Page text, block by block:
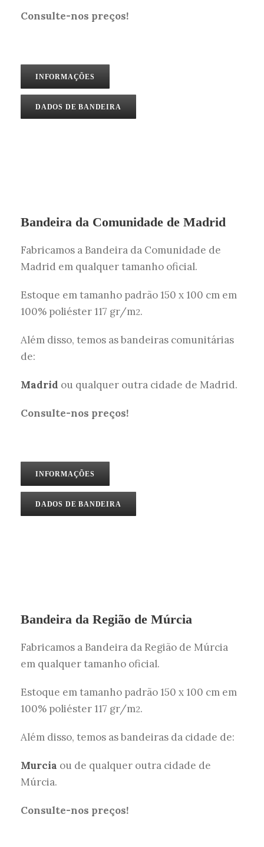
Consulte-nos preços!
INFORMAÇÕES
DADOS DE BANDEIRA
Bandeira da Comunidade de Madrid
Fabricamos a Bandeira da Comunidade de
Madrid em qualquer tamanho oficial.
Estoque em tamanho padrão 150 x 100 cm em
100% poliéster 117 gr/m2.
Além disso, temos as bandeiras comunitárias
de:
Madrid ou qualquer outra cidade de Madrid.
Consulte-nos preços!
INFORMAÇÕES
DADOS DE BANDEIRA
Bandeira da Região de Múrcia
Fabricamos a Bandeira da Região de Múrcia
em qualquer tamanho oficial.
Estoque em tamanho padrão 150 x 100 cm em
100% poliéster 117 gr/m2.
Além disso, temos as bandeiras da cidade de:
Murcia ou de qualquer outra cidade de
Múrcia.
Consulte-nos preços!